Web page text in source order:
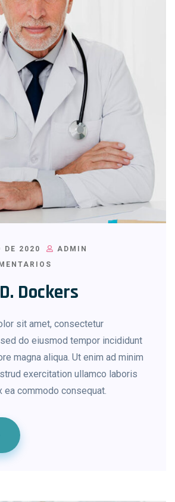
DE 2020
ADMIN
Dockers
sit amet, consectetur
do eiusmod tempor incididunt
magna aliqua. Ut enim ad minim
exercitation ullamco laboris
ea commodo consequat.